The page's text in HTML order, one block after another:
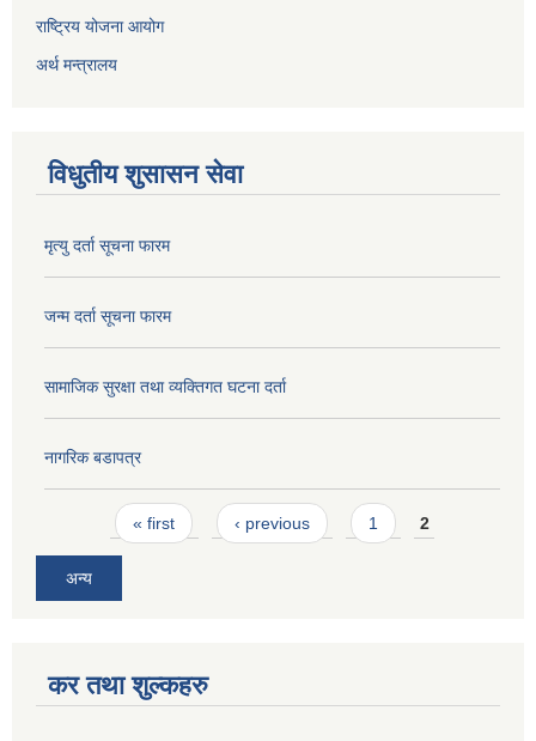
राष्ट्रिय योजना आयोग
अर्थ मन्त्रालय
विधुतीय शुसासन सेवा
मृत्यु दर्ता सूचना फारम
जन्म दर्ता सूचना फारम
सामाजिक सुरक्षा तथा व्यक्तिगत घटना दर्ता
नागरिक बडापत्र
Pages« first ‹ previous 1 2
अन्य
कर तथा शुल्कहरु